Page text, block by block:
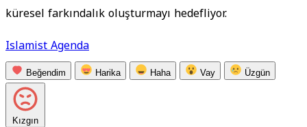
küresel farkındalık oluşturmayı hedefliyor.
Islamist Agenda
Beğendim Harika Haha Vay Üzgün
Kızgın